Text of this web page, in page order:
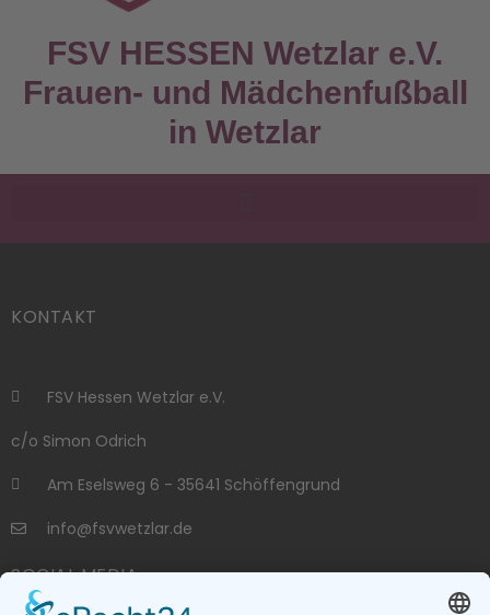
FSV HESSEN Wetzlar e.V.
Frauen- und Mädchenfußball
in Wetzlar
KONTAKT
FSV Hessen Wetzlar e.V.
c/o Simon Odrich
Am Eselsweg 6 - 35641 Schöffengrund
info@fsvwetzlar.de
SOCIAL MEDIA